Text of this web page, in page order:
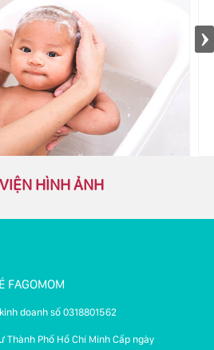
HÌNH ẢNH
FAGOMOM
doanh số 0318801562
Thành Phố Hồ Chí Minh Cấp ngày